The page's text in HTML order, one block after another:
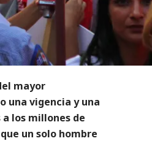
mayor
una vigencia y una
los millones de
un solo hombre